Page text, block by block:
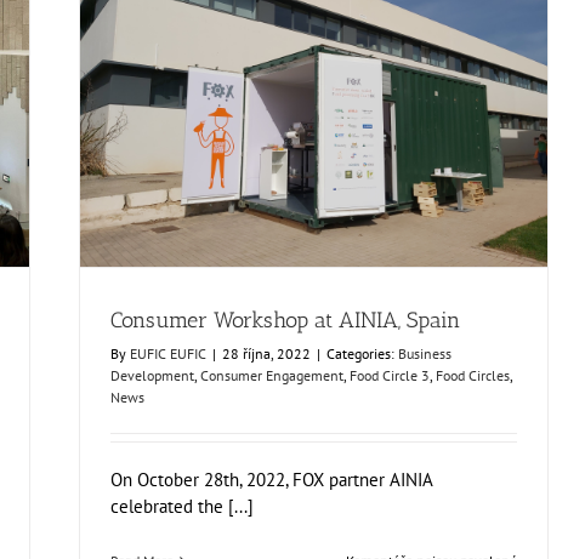
Consumer Workshop at AINIA, Spain
Business Development
Consumer Engagement
Food Circle 3
Food Circles
News
Consumer Workshop at AINIA, Spain
By EUFIC EUFIC | 28 října, 2022 | Categories: Business
Development, Consumer Engagement, Food Circle 3, Food Circles,
News
On October 28th, 2022, FOX partner AINIA
celebrated the [...]